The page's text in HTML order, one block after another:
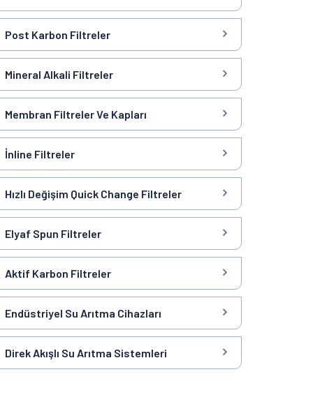
Post Karbon Filtreler
Mineral Alkali Filtreler
Membran Filtreler Ve Kapları
İnline Filtreler
Hızlı Değişim Quick Change Filtreler
Elyaf Spun Filtreler
Aktif Karbon Filtreler
Endüstriyel Su Arıtma Cihazları
Direk Akışlı Su Arıtma Sistemleri